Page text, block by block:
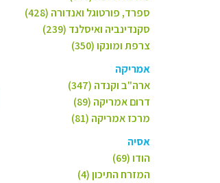
ספרד, פורטוגל ואנדורה (428)
סקנדינביה ואיסלנד (239)
צרפת ומונקו (350)
אמריקה
ארה"ב וקנדה (347)
דרום אמריקה (89)
מרכז אמריקה (81)
אסיה
הודו (69)
המזרח התיכון (4)